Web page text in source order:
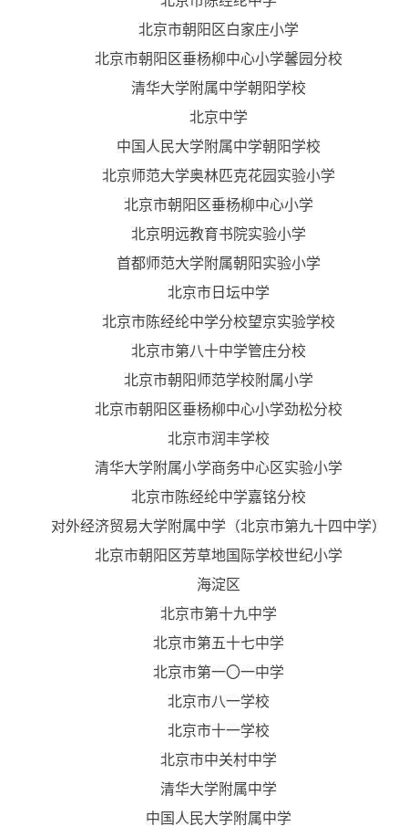
北京市朝阳区白家庄小学
北京市朝阳区垂杨柳中心小学馨园分校
清华大学附属中学朝阳学校
北京中学
中国人民大学附属中学朝阳学校
北京师范大学奥林匹克花园实验小学
北京市朝阳区垂杨柳中心小学
北京明远教育书院实验小学
首都师范大学附属朝阳实验小学
北京市日坛中学
北京市陈经纶中学分校望京实验学校
北京市第八十中学管庄分校
北京市朝阳师范学校附属小学
北京市朝阳区垂杨柳中心小学劲松分校
北京市润丰学校
清华大学附属小学商务中心区实验小学
北京市陈经纶中学嘉铭分校
对外经济贸易大学附属中学（北京市第九十四中学）
北京市朝阳区芳草地国际学校世纪小学
海淀区
北京市第十九中学
北京市第五十七中学
北京市第一〇一中学
北京市八一学校
北京市十一学校
北京市中关村中学
清华大学附属中学
中国人民大学附属中学